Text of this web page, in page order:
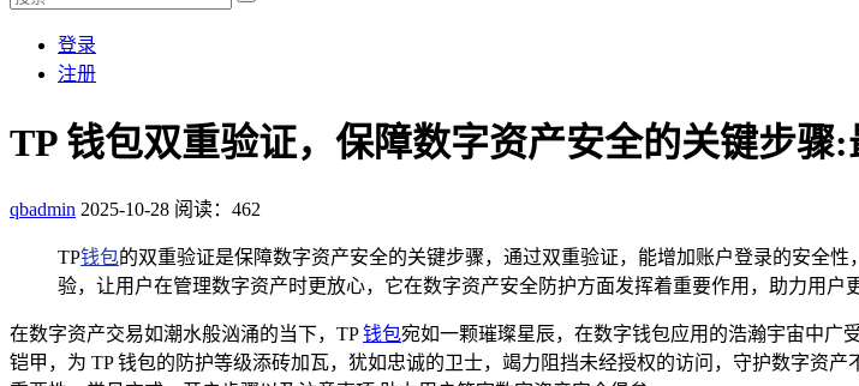
登录
注册
TP 钱包双重验证，保障数字资产安全的关键步骤
qbadmin 2025-10-28 阅读：462
TP钱包的双重验证是保障数字资产安全的关键步骤，通过双重验证，能增加账户登录的安全
验，让用户在管理数字资产时更放心，它在数字资产安全防护方面发挥着重要作用，助力用户
在数字资产交易如潮水般汹涌的当下，TP钱包宛如一颗璀璨星辰，在数字钱包应用的浩瀚宇宙中广
铠甲，为 TP 钱包的防护等级添砖加瓦，犹如忠诚的卫士，竭力阻挡未经授权的访问，守护数字资